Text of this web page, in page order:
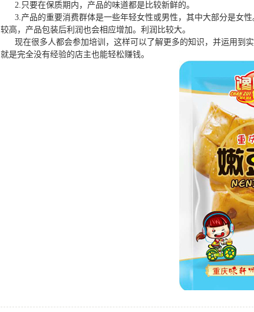
2.只要在保质期内，产品的味道都是比较新鲜的。
3.产品的重要消费群体是一些年轻女性或男性，其中大部分是女
较高，产品包装后利润也会相应增加。利润比较大。
现在很多人都会参加培训，这样可以了解更多的知识，并运用到
就是完全没有经验的店主也能轻松赚钱。